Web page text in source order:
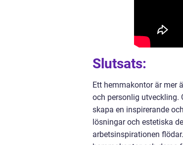
Slutsats:
Ett hemmakontor är mer
och personlig utveckling.
skapa en inspirerande
lösningar och estetiska
arbetsinspirationen